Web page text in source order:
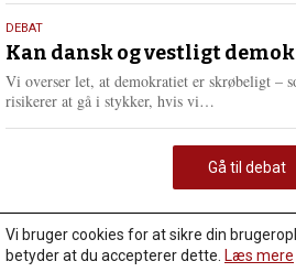
18.
maj
2026
DEBAT
Kan dansk og vestligt
Vi overser let, at demokratiet er skrøbeligt –
risikerer at gå i stykker, hvis vi…
m
e
e
Gå til debat
Vi bruger cookies for at sikre din
betyder at du accepterer dette. Læs mere